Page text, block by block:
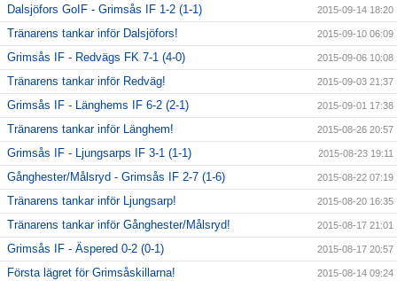
Dalsjöfors GoIF - Grimsås IF 1-2 (1-1) 2015-09-14 18:20
Tränarens tankar inför Dalsjöfors! 2015-09-10 06:09
Grimsås IF - Redvägs FK 7-1 (4-0) 2015-09-06 10:08
Tränarens tankar inför Redväg! 2015-09-03 21:37
Grimsås IF - Länghems IF 6-2 (2-1) 2015-09-01 17:38
Tränarens tankar inför Länghem! 2015-08-26 20:57
Grimsås IF - Ljungsarps IF 3-1 (1-1) 2015-08-23 19:11
Gånghester/Målsryd - Grimsås IF 2-7 (1-6) 2015-08-22 07:19
Tränarens tankar inför Ljungsarp! 2015-08-20 16:35
Tränarens tankar inför Gånghester/Målsryd! 2015-08-17 21:01
Grimsås IF - Äspered 0-2 (0-1) 2015-08-17 20:57
Första lägret för Grimsåskillarna! 2015-08-14 09:24